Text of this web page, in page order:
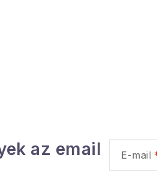
az email
E-mail